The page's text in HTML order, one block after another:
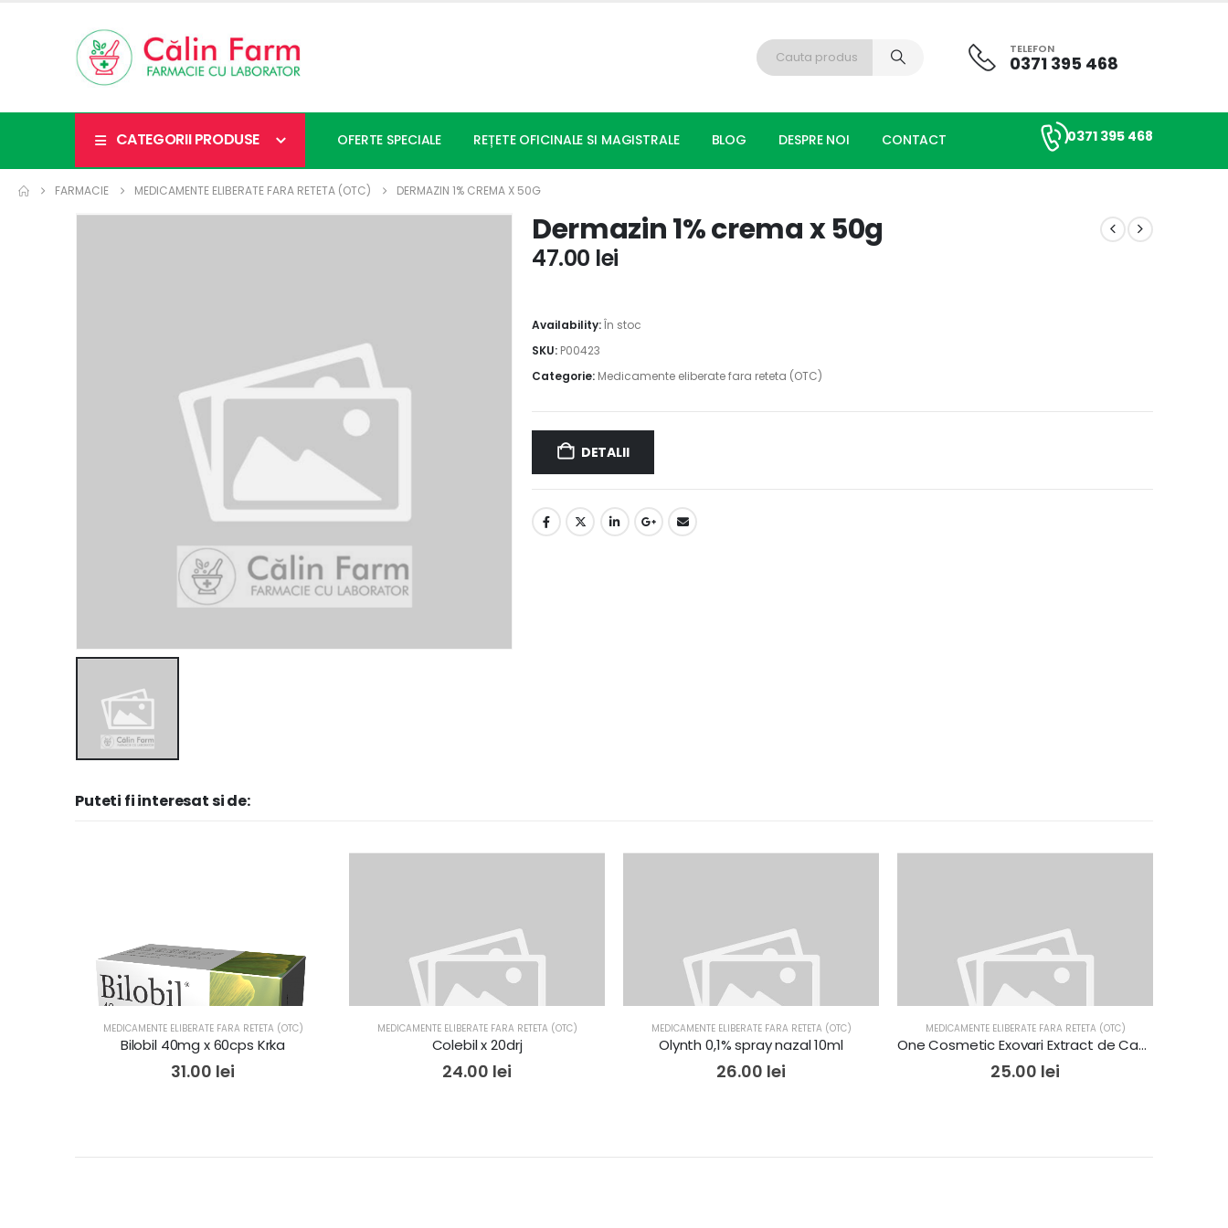
TELEFON
0371 395 468
CATEGORII PRODUSE OFERTE SPECIALE REȚETE OFICINALE SI MAGISTRALE BLOG DESPRE NOI CONTACT 0371 395 468
FARMACIE MEDICAMENTE ELIBERATE FARA RETETA (OTC) DERMAZIN 1% CREMA X 50G
Dermazin 1% crema x 50g
47.00 lei
Availability:În stoc
SKU: P00423
Categorie: Medicamente eliberate fara reteta (OTC)
DETALII
Puteti fi interesat si de:
MEDICAMENTE ELIBERATE FARA RETETA (OTC)
Bilobil 40mg x 60cps Krka
31.00 lei
MEDICAMENTE ELIBERATE FARA RETETA (OTC)
Colebil x 20drj
24.00 lei
MEDICAMENTE ELIBERATE FARA RETETA (OTC)
Olynth 0,1% spray nazal 10ml
26.00 lei
MEDICAMENTE ELIBERATE FARA RETETA (OTC)
One Cosmetic Exovari Extract de Castane pt Picioare Obosite 250ml
25.00 lei